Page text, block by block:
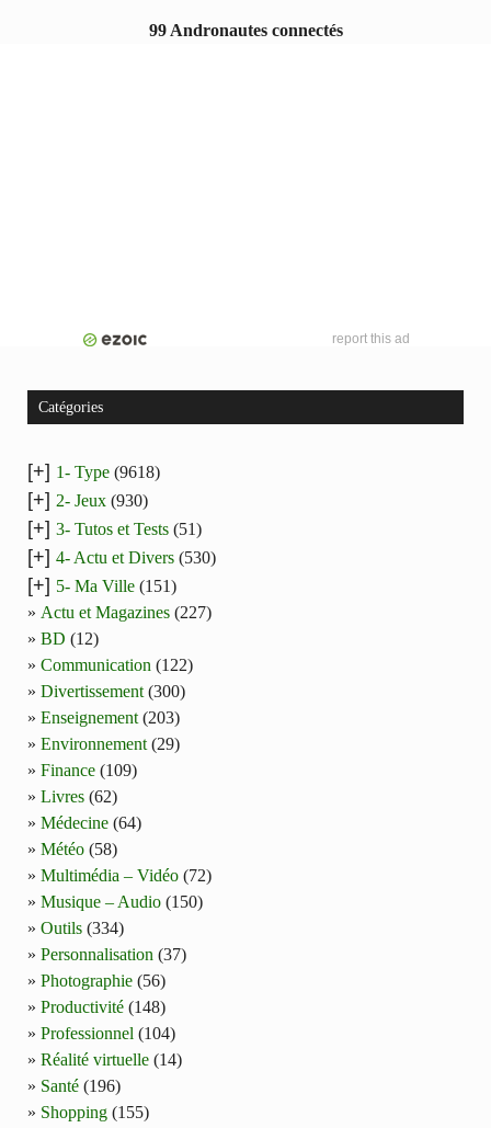
99 Andronautes connectés
report this ad
Catégories
[+] 1- Type (9618)
[+] 2- Jeux (930)
[+] 3- Tutos et Tests (51)
[+] 4- Actu et Divers (530)
[+] 5- Ma Ville (151)
Actu et Magazines (227)
BD (12)
Communication (122)
Divertissement (300)
Enseignement (203)
Environnement (29)
Finance (109)
Livres (62)
Médecine (64)
Météo (58)
Multimédia – Vidéo (72)
Musique – Audio (150)
Outils (334)
Personnalisation (37)
Photographie (56)
Productivité (148)
Professionnel (104)
Réalité virtuelle (14)
Santé (196)
Shopping (155)